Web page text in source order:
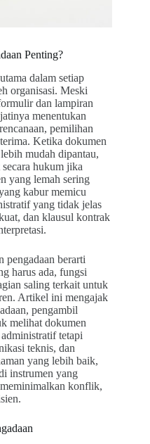
Penting?
dalam setiap
organisasi. Meski
dan lampiran
menentukan
pemilihan
Ketika dokumen
mudah dipantau,
hukum jika
yang lemah sering
kabur memicu
yang tidak jelas
dan klausul kontrak
pengadaan berarti
harus ada, fungsi
saling terkait untuk
Artikel ini mengajak
pengambil
melihat dokumen
tetapi
teknis, dan
yang lebih baik,
instrumen yang
konflik,